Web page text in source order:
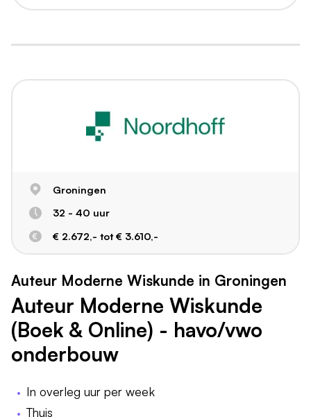
Groningen
32 - 40 uur
€ 2.672,- tot € 3.610,-
Auteur Moderne Wiskunde in Groningen
Auteur Moderne Wiskunde
(Boek & Online) - havo/vwo
onderbouw
In overleg uur per week
Thuis